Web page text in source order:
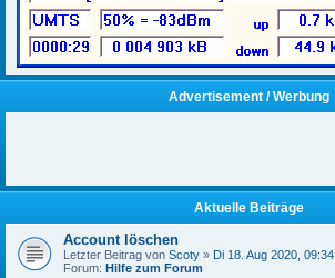
Advertisement / Werbung
Aktuelle Beiträge
Account löschen
Letzter Beitrag von Scoty » Di 18. Aug 2020, 09:34
Forum: Hilfe zum Forum